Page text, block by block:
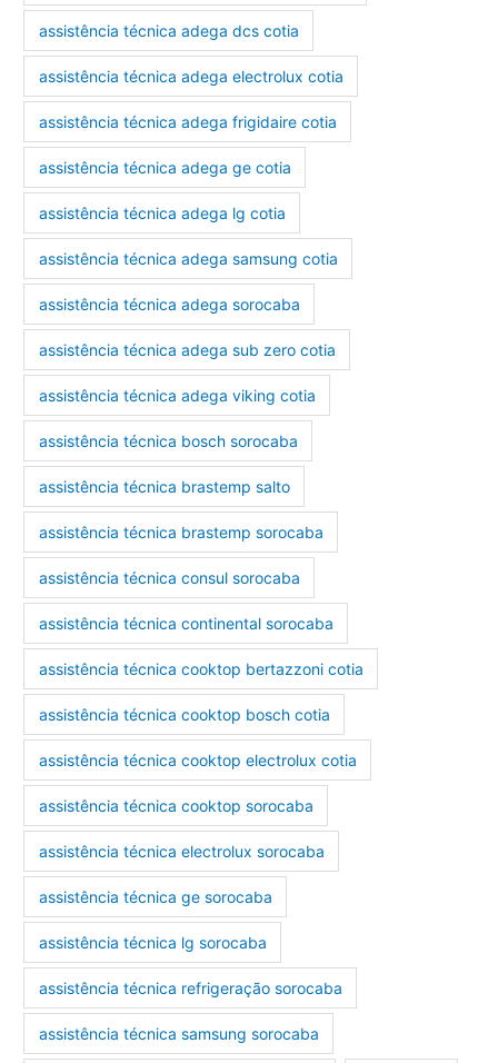
assistência técnica adega dcs cotia
assistência técnica adega electrolux cotia
assistência técnica adega frigidaire cotia
assistência técnica adega ge cotia
assistência técnica adega lg cotia
assistência técnica adega samsung cotia
assistência técnica adega sorocaba
assistência técnica adega sub zero cotia
assistência técnica adega viking cotia
assistência técnica bosch sorocaba
assistência técnica brastemp salto
assistência técnica brastemp sorocaba
assistência técnica consul sorocaba
assistência técnica continental sorocaba
assistência técnica cooktop bertazzoni cotia
assistência técnica cooktop bosch cotia
assistência técnica cooktop electrolux cotia
assistência técnica cooktop sorocaba
assistência técnica electrolux sorocaba
assistência técnica ge sorocaba
assistência técnica lg sorocaba
assistência técnica refrigeração sorocaba
assistência técnica samsung sorocaba